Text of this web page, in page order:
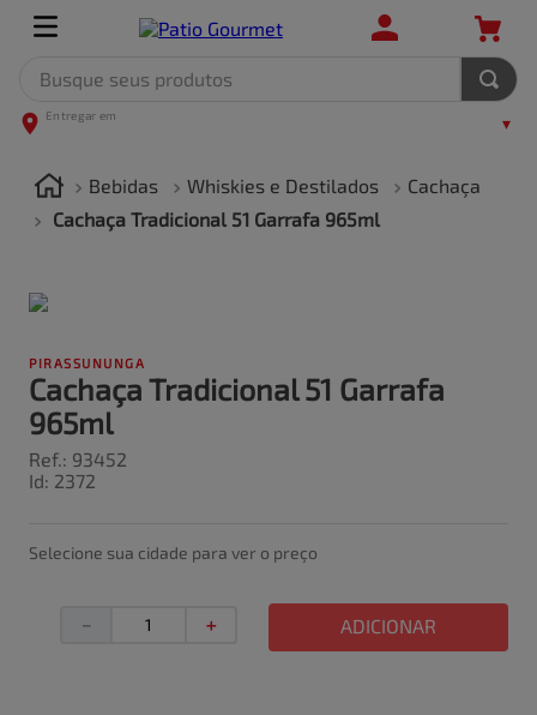
Bebidas Whiskies e Destilados
Cachaça
Cachaça Tradicional 51 Garrafa 965ml
PIRASSUNUNGA
Cachaça Tradicional 51 Garrafa
965ml
Ref. : 93452
Id: 2372
Selecione sua cidade para ver o preço
＋
－ ADICIONAR
TERMOS MAIS BUSCADOS
2º